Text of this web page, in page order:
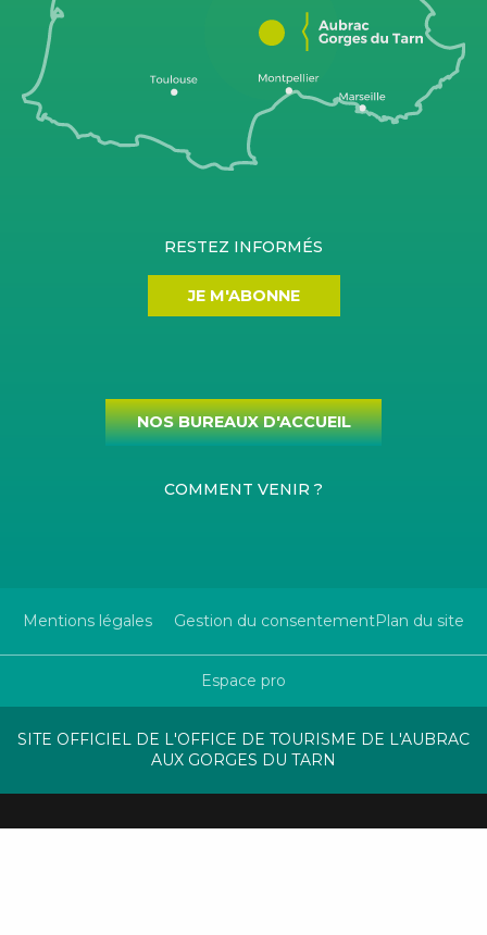
RESTEZ INFORMÉS
JE M'ABONNE
NOS BUREAUX D'ACCUEIL
COMMENT VENIR ?
Mentions légales Gestion du consentementPlan du site
SITE OFFICIEL DE L'OFFICE DE TOURISME DE L'AUBRAC
AUX GORGES DU TARN
Espace pro